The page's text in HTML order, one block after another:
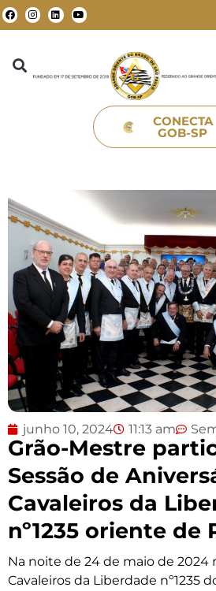
CONECTA
GOB-SP
junho 10, 2024 11:13 am
Grão-Mestre
Sessão de
Cavaleiros da
nº1235 oriente de
Na noite de 24 de maio de 2024
Cavaleiros da Liberdade nº1235